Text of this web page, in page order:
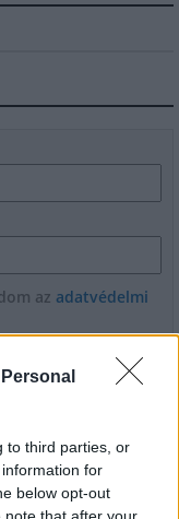
to third parties, or
for
below opt-out
az adatvédelmi